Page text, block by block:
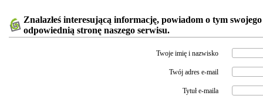
Znalazłeś interesującą informację, powiadom o tym
odpowiednią stronę naszego serwisu.
Twoje imię i nazwisko
Twój adres e-mail
Tytuł e-maila